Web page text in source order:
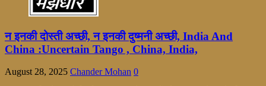
न इनकी दोस्ती अच्छी, न इनकी दुष्मनी अच्छी, India And
China :Uncertain Tango , China, India,
August 28, 2025 Chander Mohan 0